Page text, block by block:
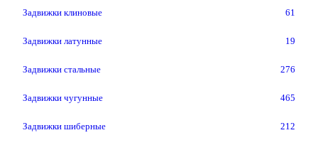
Задвижки клиновые 61
Задвижки латунные 19
Задвижки стальные 276
Задвижки чугунные 465
Задвижки шиберные 212